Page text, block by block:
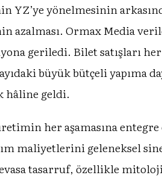
yönelmesinin
azalması. Ormax Media
geriledi. Bilet satışları
büyük bütçeli
geldi.
her aşamasına
maliyetlerini geleneksel
tasarruf, özellikle